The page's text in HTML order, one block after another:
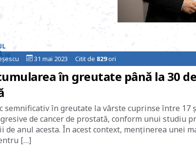
31 mai 2023 Citit de 829ori
în greutate până la 30
semnificativ în greutate la vârste cuprinse între 17
de cancer de prostată, conform unui studiu
de anul acesta. În acest context, menținerea unei
[…]